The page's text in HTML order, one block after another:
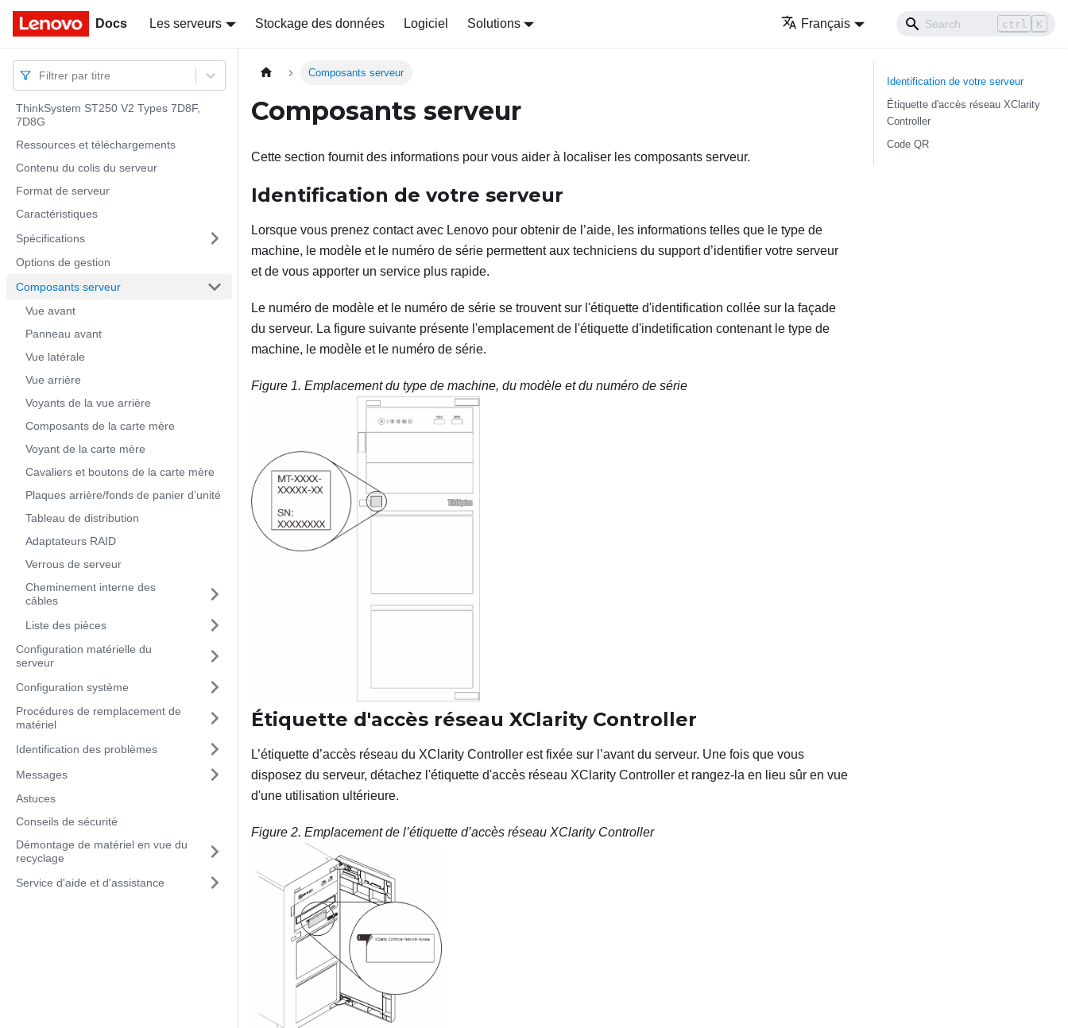
Docs Les serveurs Stockage des données Logiciel Solutions Français ctrl K
Docs
Filtrer par titre
ThinkSystem ST250 V2 Types 7D8F,
7D8G
Ressources et téléchargements
Contenu du colis du serveur
Format de serveur
Caractéristiques
Spécifications
Options de gestion
Composants serveur
Vue avant
Panneau avant
Vue latérale
Vue arrière
Voyants de la vue arrière
Composants de la carte mère
Voyant de la carte mère
Cavaliers et boutons de la carte mère
Plaques arrière/fonds de panier d’unité
Tableau de distribution
Adaptateurs RAID
Verrous de serveur
Cheminement interne des
câbles
Liste des pièces
Configuration matérielle du
serveur
Configuration système
Procédures de remplacement de
matériel
Identification des problèmes
Messages
Astuces
Conseils de sécurité
Démontage de matériel en vue du
recyclage
Service d'aide et d'assistance
Composants serveur
Composants serveur
Cette section fournit des informations pour vous aider à localiser les composants serveur.
Identification de votre serveur
Lorsque vous prenez contact avec Lenovo pour obtenir de l’aide, les informations telles que le type de
machine, le modèle et le numéro de série permettent aux techniciens du support d’identifier votre serveur
et de vous apporter un service plus rapide.
Le numéro de modèle et le numéro de série se trouvent sur l'étiquette d'identification collée sur la façade
du serveur. La figure suivante présente l'emplacement de l'étiquette d'indetification contenant le type de
machine, le modèle et le numéro de série.
Figure 1. Emplacement du type de machine, du modèle et du numéro de série
Étiquette d'accès réseau XClarity Controller
L’étiquette d’accès réseau du XClarity Controller est fixée sur l’avant du serveur. Une fois que vous
disposez du serveur, détachez l'étiquette d'accès réseau XClarity Controller et rangez-la en lieu sûr en vue
d'une utilisation ultérieure.
Figure 2. Emplacement de l’étiquette d’accès réseau XClarity Controller
Identification de votre serveur
Étiquette d'accès réseau XClarity
Controller
Code QR